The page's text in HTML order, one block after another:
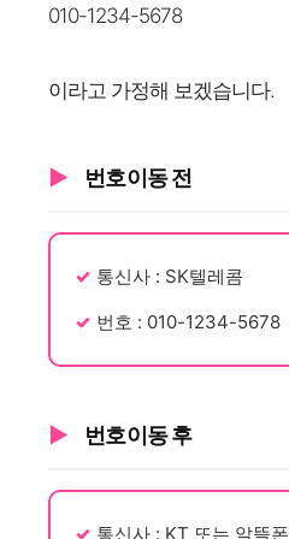
010-1234-5678
이라고 가정해 보겠습니다.
번호이동 전
통신사 : SK텔레콤
번호 : 010-1234-5678
번호이동 후
통신사 : KT 또는 알뜰폰